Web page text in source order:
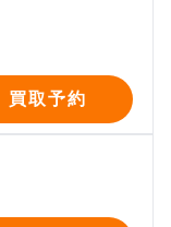
買取予約